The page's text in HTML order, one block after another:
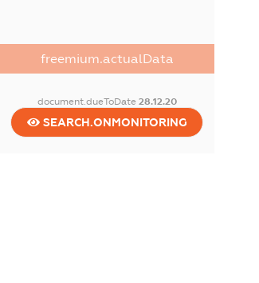
freemium.actualData
document.dueToDate 28.12.20
SEARCH.ONMONITORING